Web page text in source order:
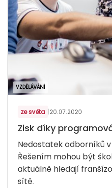
VZDĚLÁVÁNÍ
ze světa |20.07.2020
Zisk díky
Nedostatek odborníků
Řešením mohou být
aktuálně hledají
sítě.